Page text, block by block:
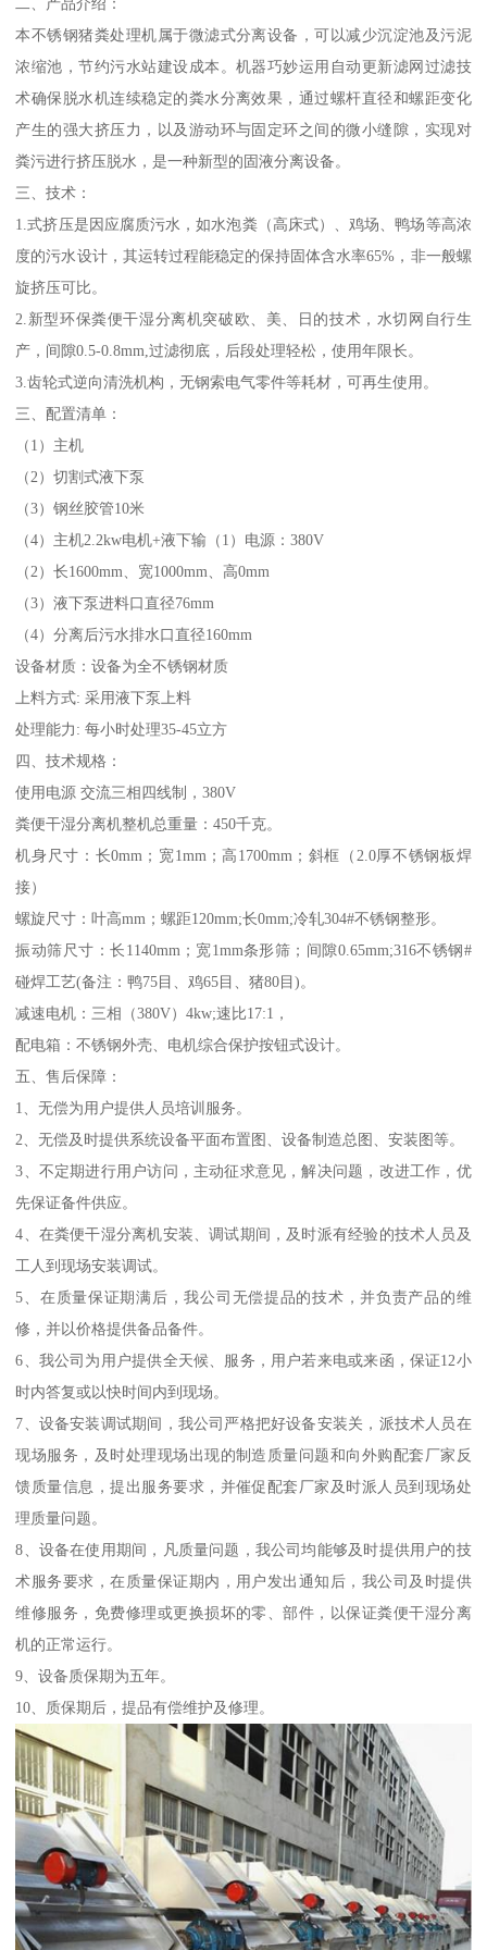
二、产品介绍：
本不锈钢猪粪处理机属于微滤式分离设备，可以减少沉淀池及污泥
浓缩池，节约污水站建设成本。机器巧妙运用自动更新滤网过滤技
术确保脱水机连续稳定的粪水分离效果，通过螺杆直径和螺距变化
产生的强大挤压力，以及游动环与固定环之间的微小缝隙，实现对
粪污进行挤压脱水，是一种新型的固液分离设备。
三、技术：
1.式挤压是因应腐质污水，如水泡粪（高床式）、鸡场、鸭场等高浓
度的污水设计，其运转过程能稳定的保持固体含水率65%，非一般螺
旋挤压可比。
2.新型环保粪便干湿分离机突破欧、美、日的技术，水切网自行生
产，间隙0.5-0.8mm,过滤彻底，后段处理轻松，使用年限长。
3.齿轮式逆向清洗机构，无钢索电气零件等耗材，可再生使用。
三、配置清单：
（1）主机
（2）切割式液下泵
（3）钢丝胶管10米
（4）主机2.2kw电机+液下输（1）电源：380V
（2）长1600mm、宽1000mm、高0mm
（3）液下泵进料口直径76mm
（4）分离后污水排水口直径160mm
设备材质：设备为全不锈钢材质
上料方式: 采用液下泵上料
处理能力: 每小时处理35-45立方
四、技术规格：
使用电源 交流三相四线制，380V
粪便干湿分离机整机总重量：450千克。
机身尺寸：长0mm；宽1mm；高1700mm；斜框（2.0厚不锈钢板焊
接）
螺旋尺寸：叶高mm；螺距120mm;长0mm;冷轧304#不锈钢整形。
振动筛尺寸：长1140mm；宽1mm条形筛；间隙0.65mm;316不锈钢#
碰焊工艺(备注：鸭75目、鸡65目、猪80目)。
减速电机：三相（380V）4kw;速比17:1，
配电箱：不锈钢外壳、电机综合保护按钮式设计。
五、售后保障：
1、无偿为用户提供人员培训服务。
2、无偿及时提供系统设备平面布置图、设备制造总图、安装图等。
3、不定期进行用户访问，主动征求意见，解决问题，改进工作，优
先保证备件供应。
4、在粪便干湿分离机安装、调试期间，及时派有经验的技术人员及
工人到现场安装调试。
5、在质量保证期满后，我公司无偿提品的技术，并负责产品的维
修，并以价格提供备品备件。
6、我公司为用户提供全天候、服务，用户若来电或来函，保证12小
时内答复或以快时间内到现场。
7、设备安装调试期间，我公司严格把好设备安装关，派技术人员在
现场服务，及时处理现场出现的制造质量问题和向外购配套厂家反
馈质量信息，提出服务要求，并催促配套厂家及时派人员到现场处
理质量问题。
8、设备在使用期间，凡质量问题，我公司均能够及时提供用户的技
术服务要求，在质量保证期内，用户发出通知后，我公司及时提供
维修服务，免费修理或更换损坏的零、部件，以保证粪便干湿分离
机的正常运行。
9、设备质保期为五年。
10、质保期后，提品有偿维护及修理。